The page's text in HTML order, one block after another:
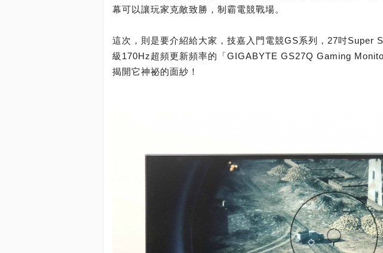
幕可以讓玩家克敵致勝，制霸電競戰場。
這次，則是要介紹給大家，技嘉入門電競GS系列，27吋Super
級170Hz超頻更新頻率的「GIGABYTE GS27Q Gaming
揭開它神祕的面紗！